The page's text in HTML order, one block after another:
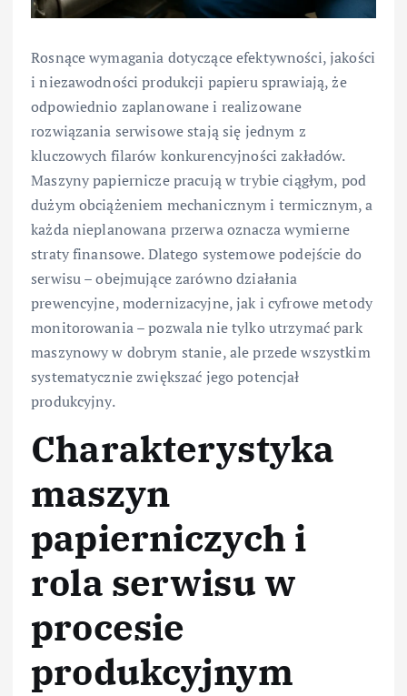
Rosnące wymagania dotyczące efektywności, jakości
i niezawodności produkcji papieru sprawiają, że
odpowiednio zaplanowane i realizowane
rozwiązania serwisowe stają się jednym z
kluczowych filarów konkurencyjności zakładów.
Maszyny papiernicze pracują w trybie ciągłym, pod
dużym obciążeniem mechanicznym i termicznym, a
każda nieplanowana przerwa oznacza wymierne
straty finansowe. Dlatego systemowe podejście do
serwisu – obejmujące zarówno działania
prewencyjne, modernizacyjne, jak i cyfrowe metody
monitorowania – pozwala nie tylko utrzymać park
maszynowy w dobrym stanie, ale przede wszystkim
systematycznie zwiększać jego potencjał
produkcyjny.
Charakterystyka
maszyn
papierniczych i
rola serwisu w
procesie
produkcyjnym